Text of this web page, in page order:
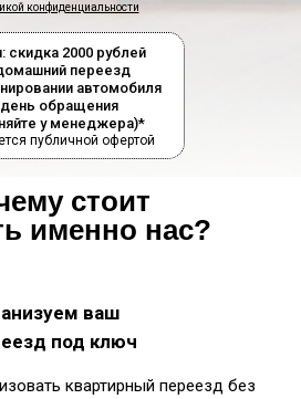
конфиденциальности
скидка 2000 рублей
переезд
автомобиля
обращения
у менеджера)*
публичной офертой
стоит
именно нас?
ваш
под ключ
квартирный переезд без